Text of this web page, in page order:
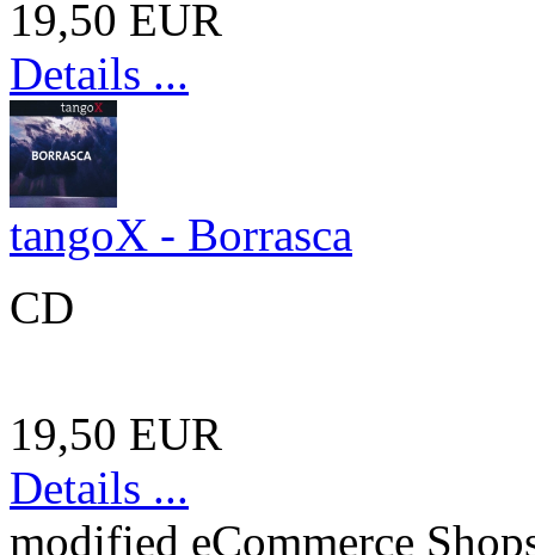
19,50 EUR
Details ...
tangoX - Borrasca
CD
19,50 EUR
Details ...
modified eCommerce